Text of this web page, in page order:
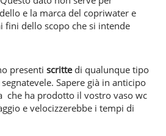
e la marca del copriwater e
fini dello scopo che si intende
presenti scrittedi qualunque tipo
Sapere già in anticipo
che ha prodotto il vostro vaso wc
e velocizzerebbe i tempi di